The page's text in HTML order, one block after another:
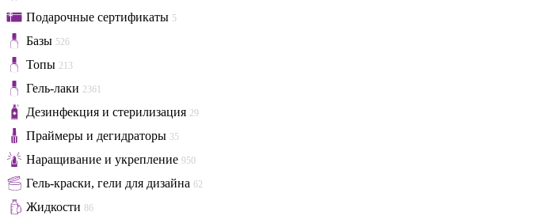
Подарочные сертификаты 5
Базы 526
Топы 213
Гель-лаки 2361
Дезинфекция и стерилизация 29
Праймеры и дегидраторы 35
Наращивание и укрепление 950
Гель-краски, гели для дизайна 62
Жидкости 86